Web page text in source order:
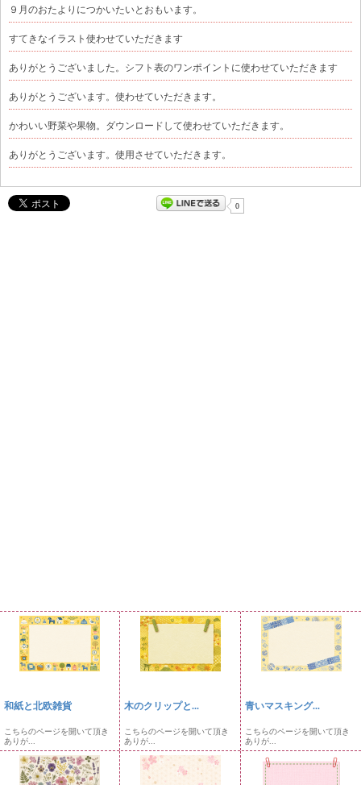
９月のおたよりにつかいたいとおもいます。
すてきなイラスト使わせていただきます
ありがとうございました。シフト表のワンポイントに使わせていただきます
ありがとうございます。使わせていただきます。
かわいい野菜や果物。ダウンロードして使わせていただきます。
ありがとうございます。使用させていただきます。
0
和紙と北欧雑貨
こちらのページを開いて頂き
ありが...
木のクリップと...
こちらのページを開いて頂き
ありが...
青いマスキング...
こちらのページを開いて頂き
ありが...